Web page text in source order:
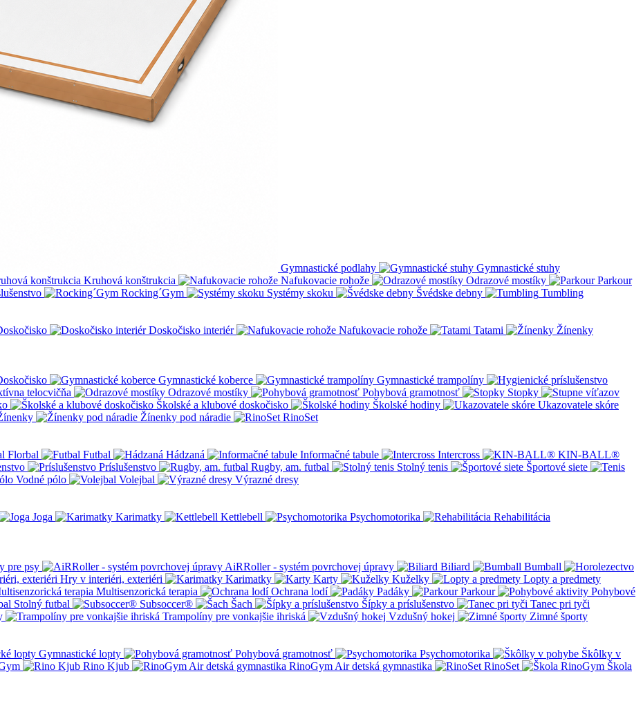
Gymnastické podlahy
Gymnastické stuhy
Kruhová konštrukcia Nafukovacie rohože Odrazové mostíky
Parkour
Rocking´Gym Systémy skoku Švédske debny
Tumbling
Doskočisko interiér Nafukovacie rohože Tatami
Žínenky
Gymnastické koberce
Gymnastické trampolíny
telocvičňa Odrazové mostíky Pohybová gramotnosť
Stopky
Školské a klubové doskočisko Školské hodiny
Ukazovatele skóre
Žínenky pod náradie
RinoSet
Florbal Futbal Hádzaná Informačné tabule Intercross
KIN-BALL®
Príslušenstvo Rugby, am. futbal Stolný tenis
Športové siete
Vodné pólo Volejbal
Výrazné dresy
Joga Karimatky Kettlebell Psychomotorika
Rehabilitácia
pre psy AiRRoller - systém povrchovej úpravy Biliard
Bumball
Hry v interiéri, exteriéri Karimatky Karty Kuželky
Lopty a predmety
Multisenzorická terapia Ochrana lodí Padáky Parkour
Pohybové
Stolný futbal Subsoccer® Šach Šípky a príslušenstvo
Tanec pri tyči
Trampolíny pre vonkajšie ihriská Vzdušný hokej
Zimné športy
Gymnastické lopty Pohybová gramotnosť Psychomotorika
Škôlky v
Rino Kjub RinoGym Air detská gymnastika RinoSet
Škola